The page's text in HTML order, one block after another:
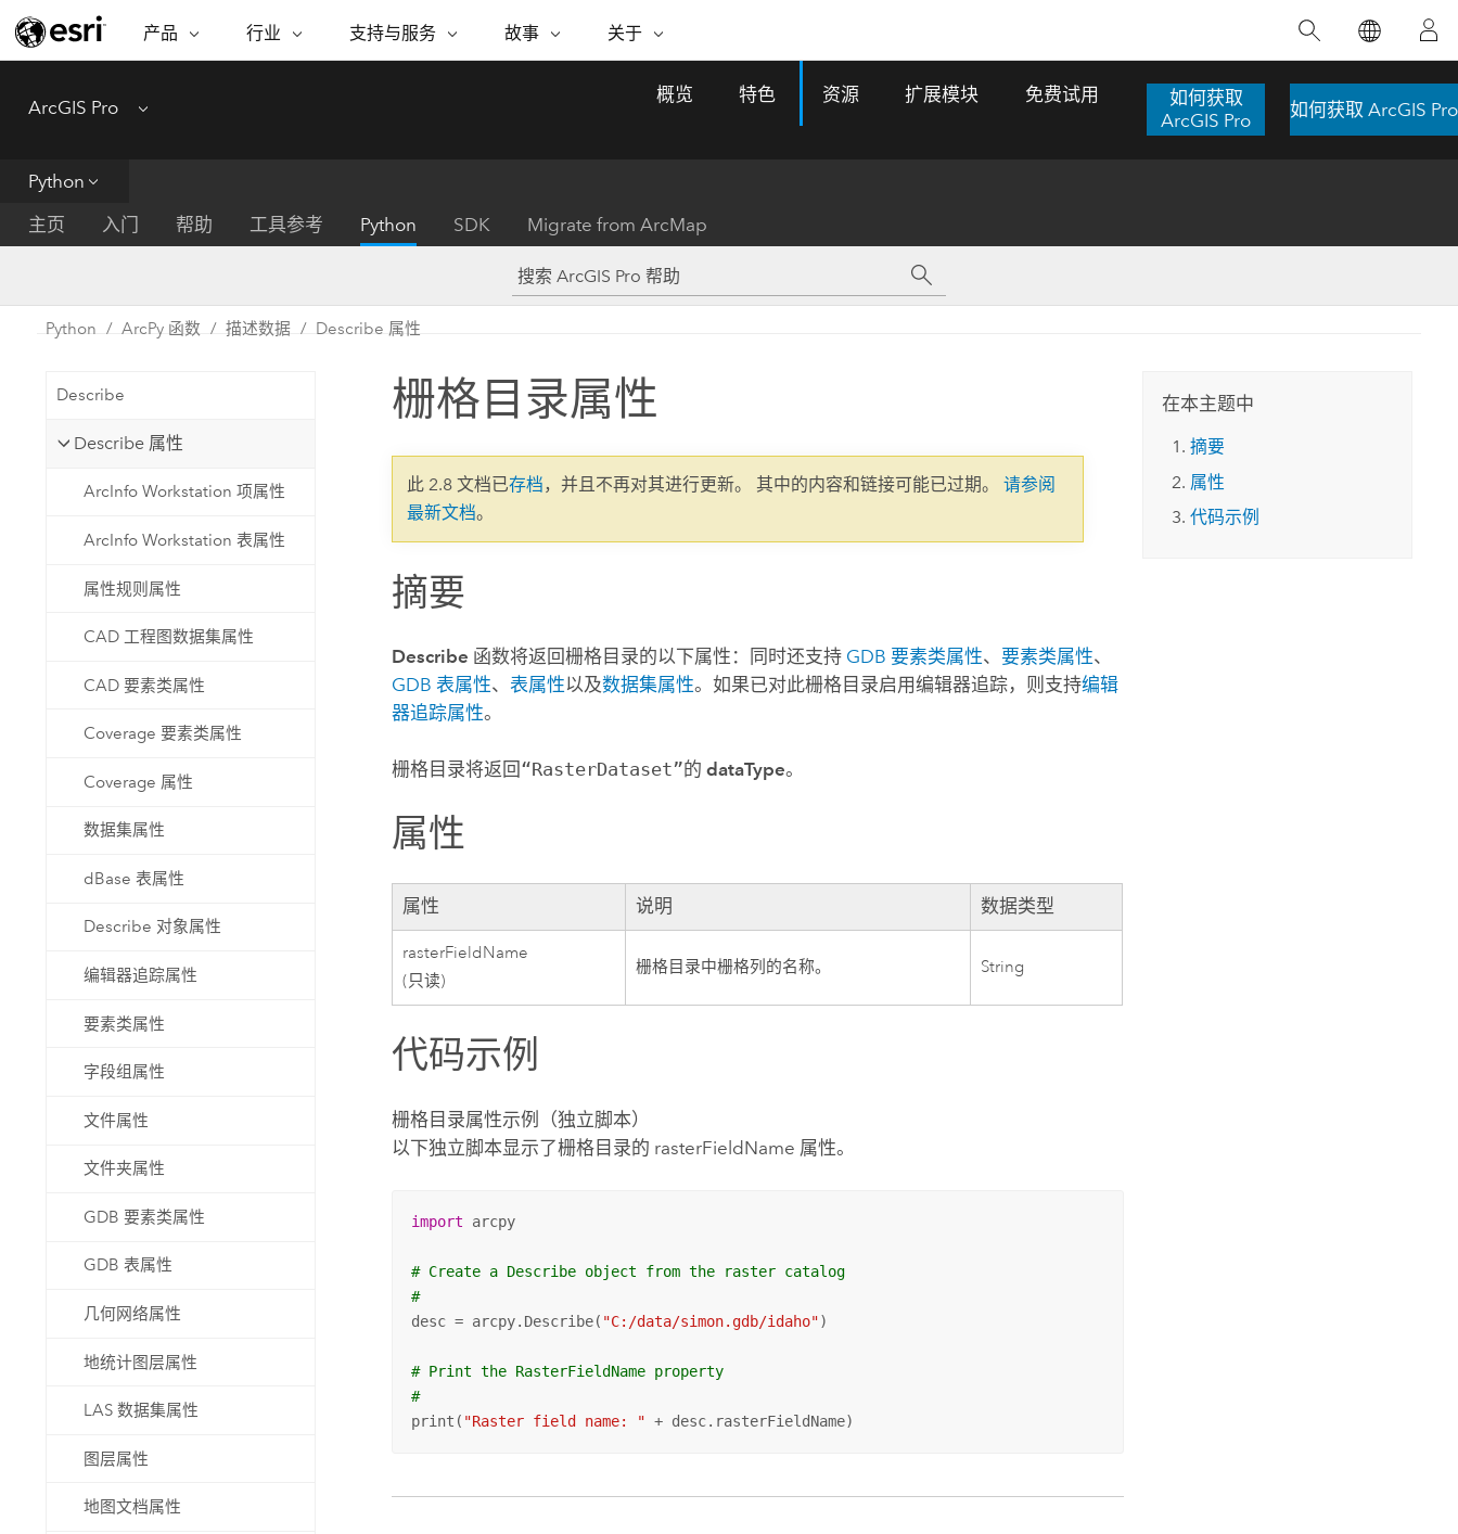
产品
ARCGIS
完整的 SaaS 制图平台
ArcGIS Enterprise
构建制图和空间分析应用程序
功能
将位置引入分析
集成、编辑和共享空间数据
Esri 产品、合作伙伴产品和开发
互式地图，探索产品功能，或者直接开始免
探索 ArcGIS Pro
行业
行业
保护
能源公用事业
自然资源
州和地方政府
电信
交通运输
专题倡议
基础设施管理
者了解基础设施工程与周围环境的关系。
探索基础设施管理
支持与服务
支持与服务 自助服务
文档
My Esri
故事
ESRI 故事
现实世界的全球 GIS 创新
客
行业新闻和 ArcGIS 更新
所有故事
动提供了有力支持。
关于
关于 ESRI
合作伙伴
招贤纳士
联系我们
数字孪生体
推荐书籍
ArcGIS Pro Menu
概览 特色 资源 扩展模块 免费试用
如何获取
ArcGIS Pro
如何获取 ArcGIS Pro
Python
主页
入门 帮助 工具参考 Python SDK Migrate from ArcMap
Python ArcPy 函数 描述数据 Describe 属性
Describe
Describe 属性
ArcInfo Workstation 项属性
ArcInfo Workstation 表属性
属性规则属性
CAD 工程图数据集属性
CAD 要素类属性
Coverage 要素类属性
Coverage 属性
数据集属性
dBase 表属性
Describe 对象属性
编辑器追踪属性
要素类属性
字段组属性
文件属性
文件夹属性
GDB 要素类属性
GDB 表属性
几何网络属性
地统计图层属性
LAS 数据集属性
图层属性
地图文档属性
栅格目录属性
此 2.8 文档已存档，并且不再对其进行更新。 其中的内容和链接可能已过期。请参阅
最新文档。
摘要
Describe 函数将返回栅格目录的以下属性：同时还支持 GDB 要素类属性、 要素类属性、
GDB 表属性、 表属性以及数据集属性。如果已对此栅格目录启用编辑器追踪，则支持编辑
器追踪属性。
栅格目录将返回 “RasterDataset”的dataType。
属性
属性 说明 数据类型
rasterFieldName
(只读)
栅格目录中栅格列的名称。 String
代码示例
栅格目录属性示例（独立脚本）
以下独立脚本显示了栅格目录的 rasterFieldName 属性。
import arcpy
# Create a Describe object from the raster catalog
#
desc = arcpy.Describe( "C:/data/simon.gdb/idaho")
# Print the RasterFieldName property
#
print( "Raster field name: " + desc.rasterFieldName)
在本主题中
摘要
属性
代码示例